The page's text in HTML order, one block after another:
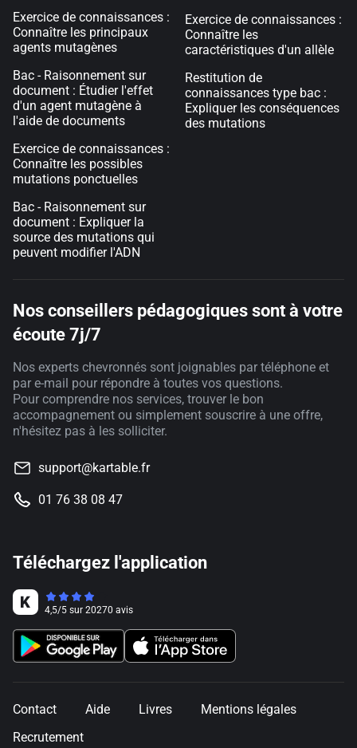
Exercice de connaissances :
Connaître les principaux
agents mutagènes
Bac - Raisonnement sur
document : Étudier l'effet
d'un agent mutagène à
l'aide de documents
Exercice de connaissances :
Connaître les possibles
mutations ponctuelles
Bac - Raisonnement sur
document : Expliquer la
source des mutations qui
peuvent modifier l'ADN
Exercice de connaissances :
Connaître les
caractéristiques d'un allèle
Restitution de
connaissances type bac :
Expliquer les conséquences
des mutations
Nos conseillers pédagogiques sont à votre
écoute 7j/7
Nos experts chevronnés sont joignables par téléphone et
par e-mail pour répondre à toutes vos questions.
Pour comprendre nos services, trouver le bon
accompagnement ou simplement souscrire à une offre,
n'hésitez pas à les solliciter.
support@kartable.fr
01 76 38 08 47
Téléchargez l'application
4,5/5 sur 20270 avis
Contact Aide Livres
Mentions légales
Recrutement